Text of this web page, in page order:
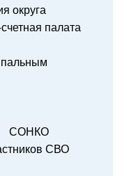
округа
палата
СОНКО
СВО